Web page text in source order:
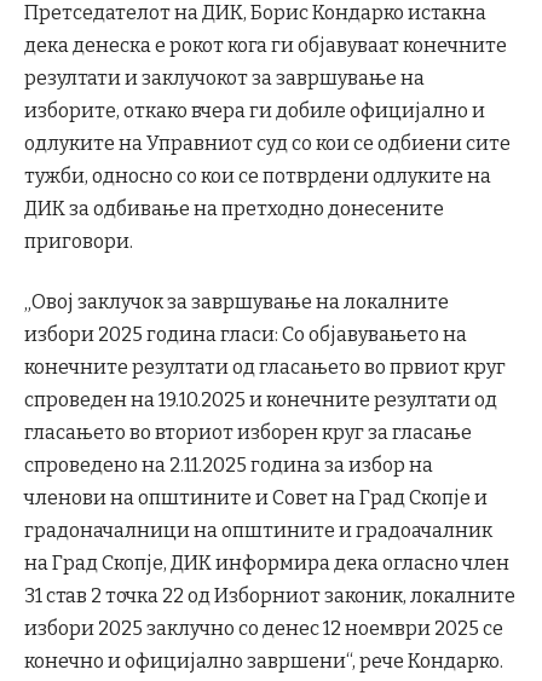
Претседателот на ДИК, Борис Кондарко истакна
дека денеска е рокот кога ги објавуваат конечните
резултати и заклучокот за завршување на
изборите, откако вчера ги добиле официјално и
одлуките на Управниот суд со кои се одбиени сите
тужби, односно со кои се потврдени одлуките на
ДИК за одбивање на претходно донесените
приговори.
„Овој заклучок за завршување на локалните
избори 2025 година гласи: Со објавувањето на
конечните резултати од гласањето во првиот круг
спроведен на 19.10.2025 и конечните резултати од
гласањето во вториот изборен круг за гласање
спроведено на 2.11.2025 година за избор на
членови на општините и Совет на Град Скопје и
градоначалници на општините и градоачалник
на Град Скопје, ДИК информира дека огласно член
31 став 2 точка 22 од Изборниот законик, локалните
избори 2025 заклучно со денес 12 ноември 2025 се
конечно и официјално завршени“, рече Кондарко.